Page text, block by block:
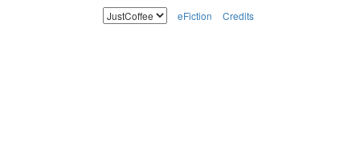
eFiction
Credits